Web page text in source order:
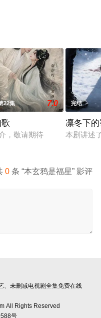
载漫画《吾凰在上》。现
22集 7.0
，敬请期待
完结
凛冬下
本剧讲述
0 条 “本玄鸦是福星” 影评
、未删减电视剧全集免费在线
All Rights Reserved
号